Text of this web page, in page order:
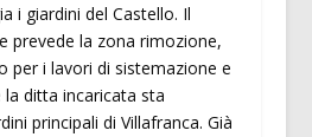
i giardini del Castello. Il
prevede la zona rimozione,
per i lavori di sistemazione e
ditta incaricata sta
principali di Villafranca. Già